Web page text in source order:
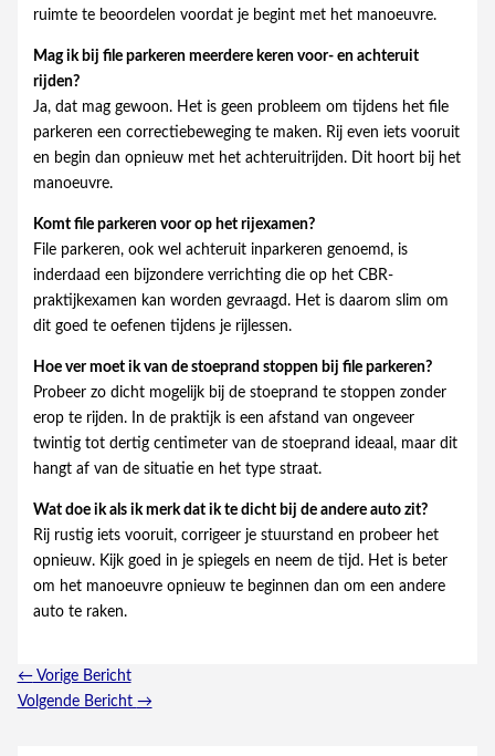
ruimte te beoordelen voordat je begint met het manoeuvre.
Mag ik bij file parkeren meerdere keren voor- en achteruit
rijden?
Ja, dat mag gewoon. Het is geen probleem om tijdens het file
parkeren een correctiebeweging te maken. Rij even iets vooruit
en begin dan opnieuw met het achteruitrijden. Dit hoort bij het
manoeuvre.
Komt file parkeren voor op het rijexamen?
File parkeren, ook wel achteruit inparkeren genoemd, is
inderdaad een bijzondere verrichting die op het CBR-
praktijkexamen kan worden gevraagd. Het is daarom slim om
dit goed te oefenen tijdens je rijlessen.
Hoe ver moet ik van de stoeprand stoppen bij file parkeren?
Probeer zo dicht mogelijk bij de stoeprand te stoppen zonder
erop te rijden. In de praktijk is een afstand van ongeveer
twintig tot dertig centimeter van de stoeprand ideaal, maar dit
hangt af van de situatie en het type straat.
Wat doe ik als ik merk dat ik te dicht bij de andere auto zit?
Rij rustig iets vooruit, corrigeer je stuurstand en probeer het
opnieuw. Kijk goed in je spiegels en neem de tijd. Het is beter
om het manoeuvre opnieuw te beginnen dan om een andere
auto te raken.
←Vorige Bericht
Volgende Bericht →